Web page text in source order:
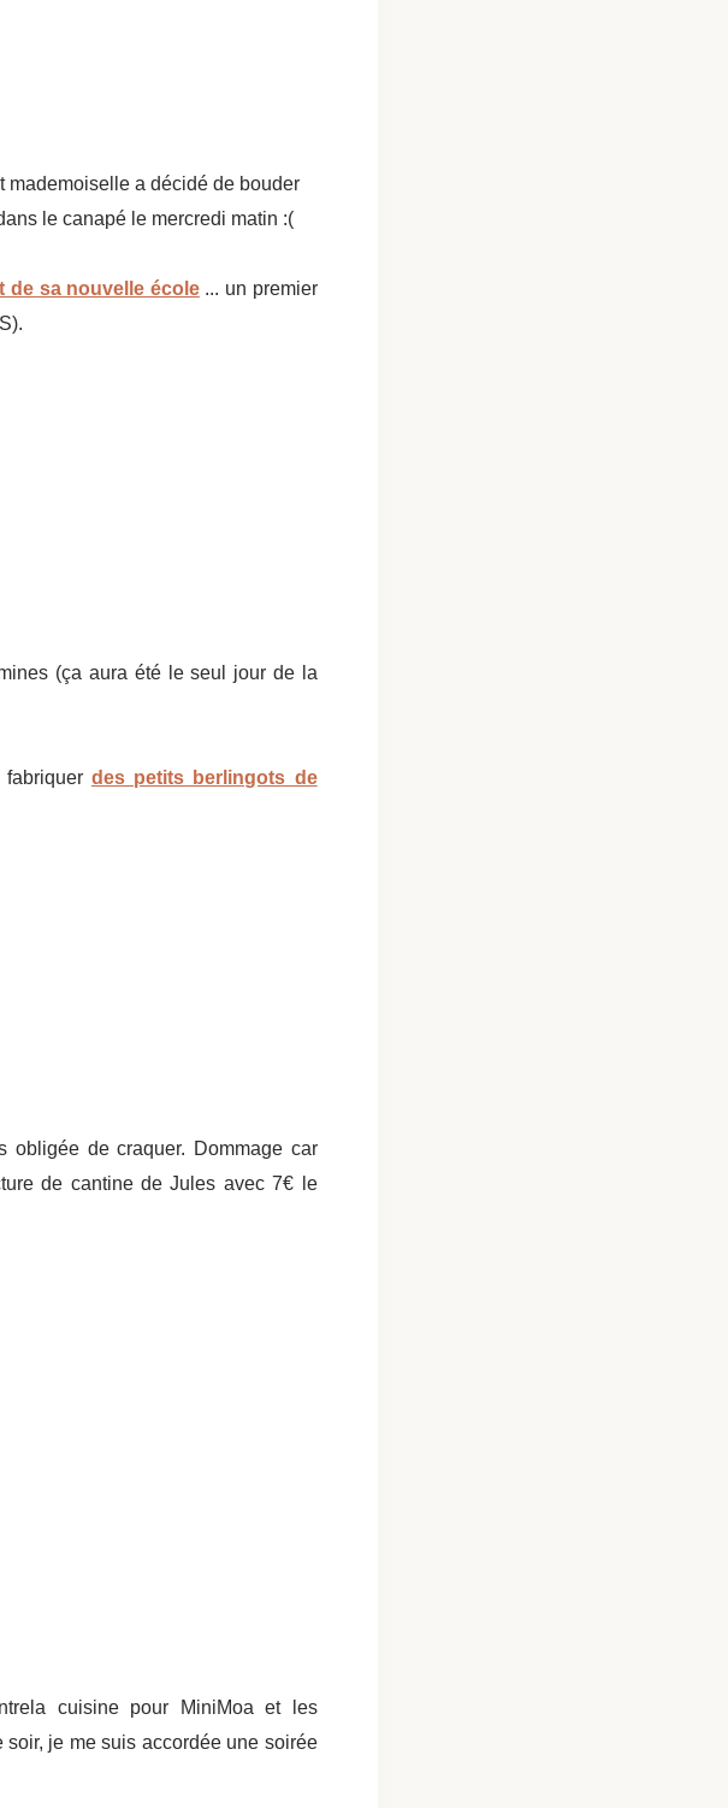
mademoiselle a décidé de bouder
le canapé le mercredi matin :(
de sa nouvelle école... un premier
(ça aura été le seul jour de la
des petits berlingots de
de craquer. Dommage car
de cantine de Jules avec 7€ le
cuisine pour MiniMoa et les
je me suis accordée une soirée